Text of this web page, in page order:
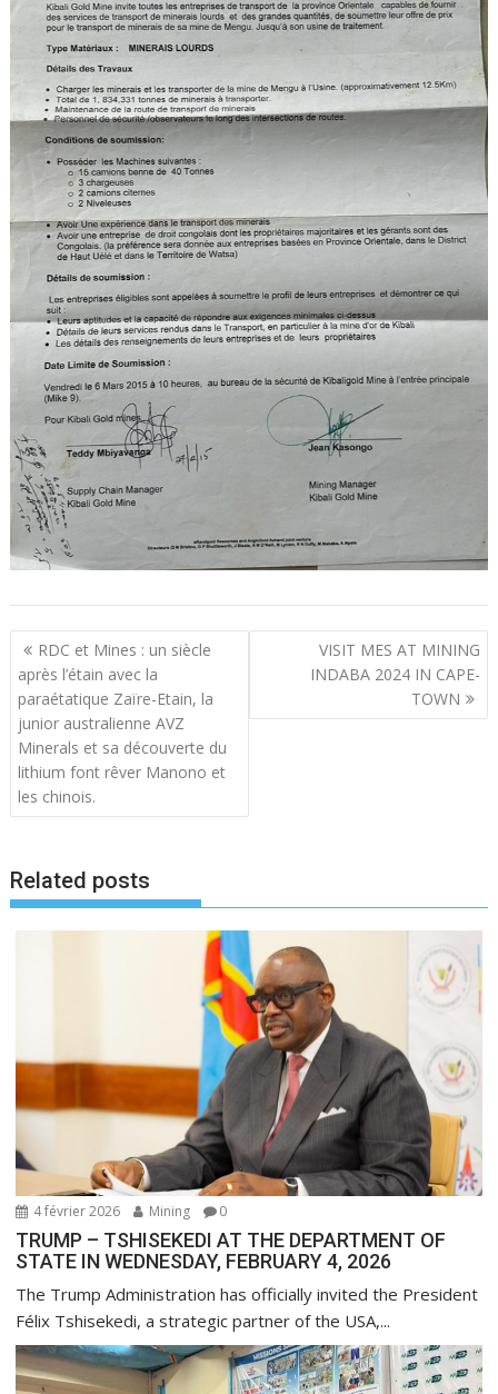
N
a
v
g
a
t
o
n
d
a
t
i
c
l
e
RDC et Mines : un siècle
après l’étain avec la
paraétatique Zaïre-Etain, la
junior australienne AVZ
Minerals et sa découverte du
lithium font rêver Manono et
les chinois.
VISIT MES AT MINING
INDABA 2024 IN CAPE-
TOWN
Related posts
4 février 2026 Mining 0
TRUMP – TSHISEKEDI AT THE DEPARTMENT OF
STATE IN WEDNESDAY, FEBRUARY 4, 2026
The Trump Administration has officially invited the President
Félix Tshisekedi, a strategic partner of the USA,...